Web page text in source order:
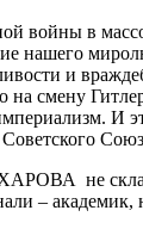
войны в
нашего
и
на смену
И
не
– академик,